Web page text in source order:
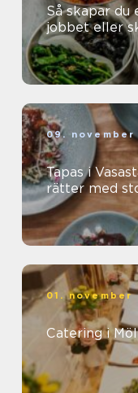
Så skapar
jobbet eller
09. november
Tapas i
rätter med
01. november
Catering i